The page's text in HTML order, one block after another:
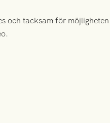
och tacksam för